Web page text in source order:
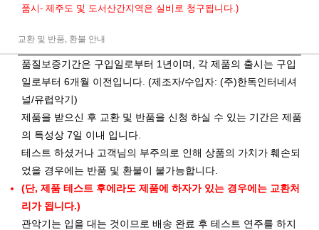
품시- 제주도 및 도서산간지역은 실비로 청구됩니다.)
교환 및 반품, 환불 안내
품질보증기간은 구입일로부터 1년이며, 각 제품의 출시는 구입
일로부터 6개월 이전입니다. (제조자/수입자: (주)한독인터네셔
널/유럽악기)
제품을 받으신 후 교환 및 반품을 신청 하실 수 있는 기간은 제품
의 특성상 7일 이내 입니다.
테스트 하셨거나 고객님의 부주의로 인해 상품의 가치가 훼손되
었을 경우에는 반품 및 환불이 불가능합니다.
(단, 제품 테스트 후에라도 제품에 하자가 있는 경우에는 교환처
리가 됩니다.)
관악기는 입을 대는 것이므로 배송 완료 후 테스트 연주를 하지